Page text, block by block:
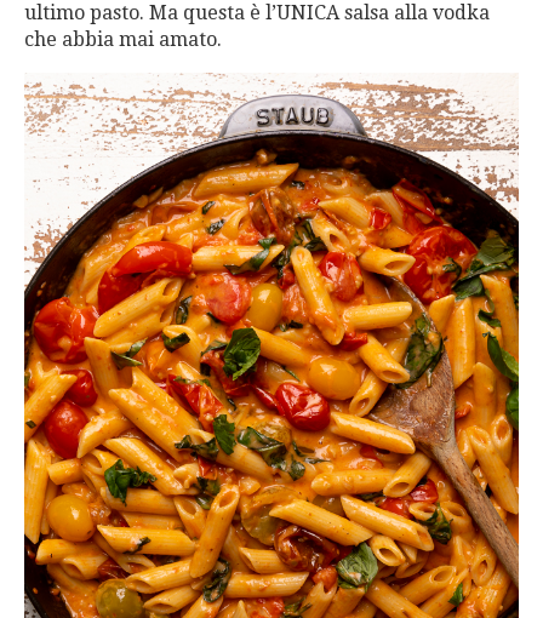
ultimo pasto. Ma questa è l’UNICA salsa alla vodka
che abbia mai amato.